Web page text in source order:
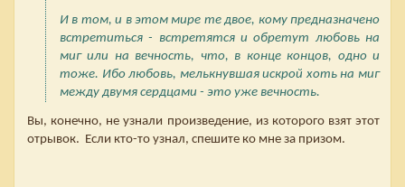
И в том, и в этом мире те двое, кому предназначено
встретиться - встретятся и обретут любовь на
миг или на вечность, что, в конце концов, одно и
тоже. Ибо любовь, мелькнувшая искрой хоть на миг
между двумя сердцами - это уже вечность.
Вы, конечно, не узнали произведение, из которого взят этот
отрывок. Если кто-то узнал, спешите ко мне за призом.